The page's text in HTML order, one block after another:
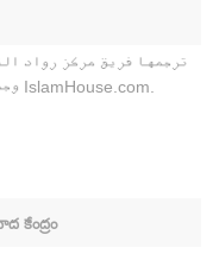
ترجمها فريق مركز رواد
وجمعية خدمة المحتوى الإسلامي باللغات وموقع IslamHouse.com.
కేంద్రం